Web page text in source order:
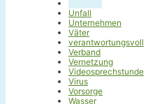
Unfall
Unternehmen
Väter
verantwortungsvoll
Verband
Vernetzung
Videosprechstunde
Virus
Vorsorge
Wasser